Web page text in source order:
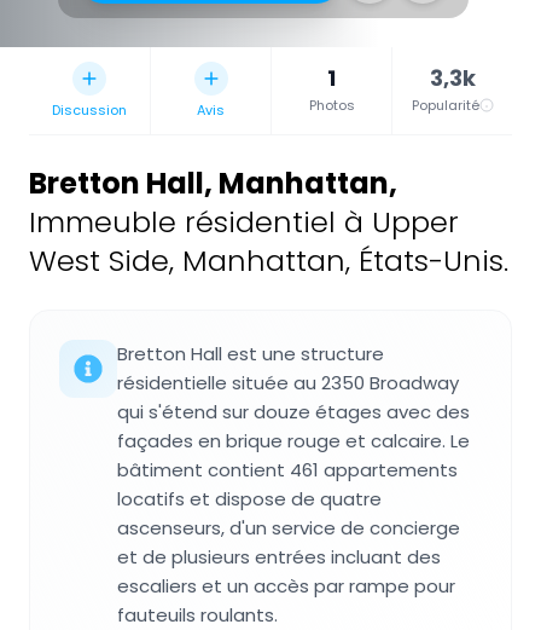
Discussion Avis
1
Photos
3,3k
Popularité
Bretton Hall, Manhattan,
Immeuble résidentiel à Upper
West Side, Manhattan, États-Unis.
Bretton Hall est une structure
résidentielle située au 2350 Broadway
qui s'étend sur douze étages avec des
façades en brique rouge et calcaire. Le
bâtiment contient 461 appartements
locatifs et dispose de quatre
ascenseurs, d'un service de concierge
et de plusieurs entrées incluant des
escaliers et un accès par rampe pour
fauteuils roulants.